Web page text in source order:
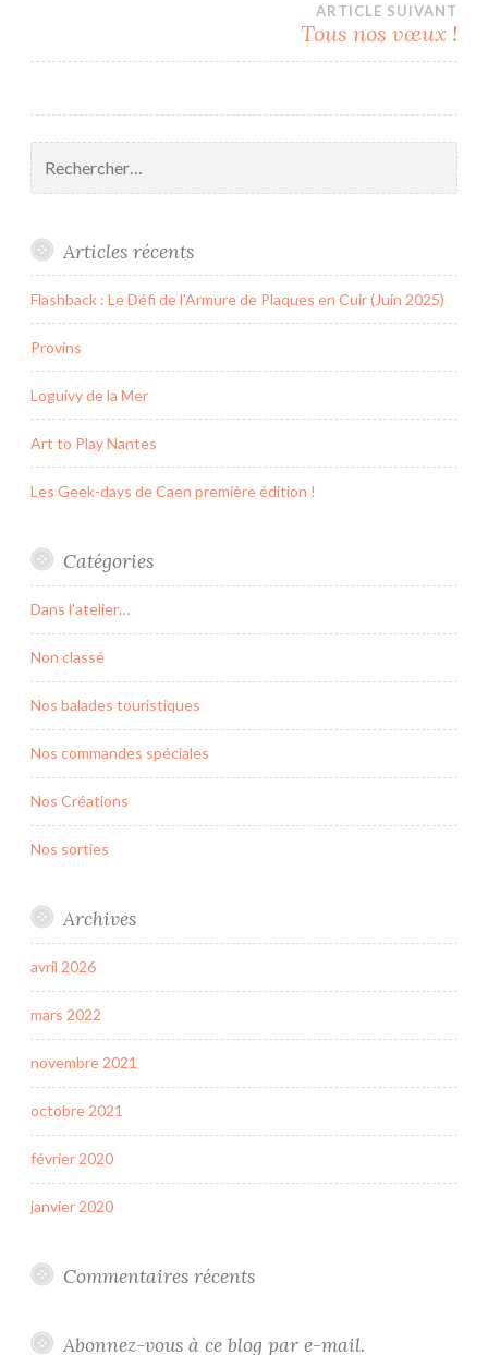
de
l’article
ARTICLE SUIVANT
Tous nos vœux !
Articles récents
Flashback : Le Défi de l’Armure de Plaques en Cuir (Juin 2025)
Provins
Loguivy de la Mer
Art to Play Nantes
Les Geek-days de Caen première édition !
Catégories
Dans l'atelier…
Non classé
Nos balades touristiques
Nos commandes spéciales
Nos Créations
Nos sorties
Archives
avril 2026
mars 2022
novembre 2021
octobre 2021
février 2020
janvier 2020
Commentaires récents
Abonnez-vous à ce blog par e-mail.